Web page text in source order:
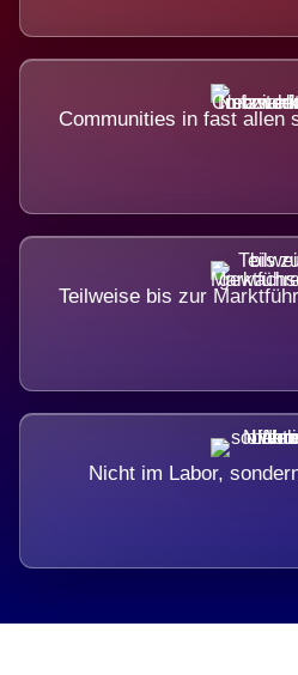
Communities in fast allen
Teilweise bis zur
Nicht im Labor,